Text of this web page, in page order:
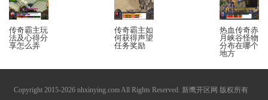
传奇霸主玩
法及心得分
享怎么弄
传奇霸主如
何获得声望
任务奖励
热血传奇赤
月峡谷怪物
分布在哪个
地方
Copyright 2015-2026 nhxinying.com All Rights Reserved. 新鹰开区网 版权所有